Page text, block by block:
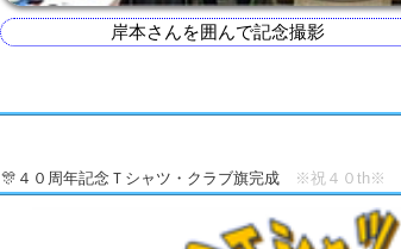
岸本さんを囲んで記念撮影
🎊４０周年記念Ｔシャツ・クラブ旗完成 ※祝４０th※